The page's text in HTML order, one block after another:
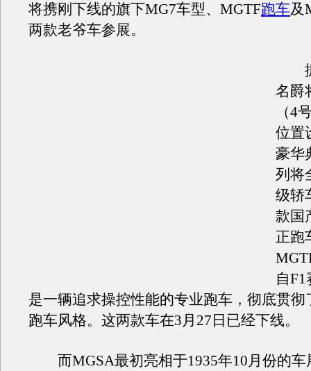
将携刚下线的旗下MG7车型、MGTF跑车及
两款老爷车参展。
据
名爵
（4
位置
豪华
列将
级轿
款国
正
自
是一辆追求操控性能的专业跑车，彻底贯彻
跑车风格。这两款车在3月27日已经下线。
而MGSA最初亮相于1935年10月份的车